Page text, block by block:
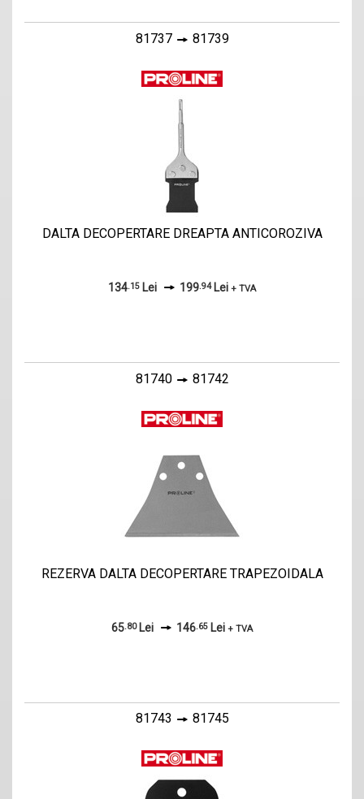
81737 81739
DALTA DECOPERTARE DREAPTA ANTICOROZIVA
134.15 Lei 199.94Lei + TVA
81740 81742
REZERVA DALTA DECOPERTARE TRAPEZOIDALA
65.80Lei 146.65 Lei + TVA
81743 81745